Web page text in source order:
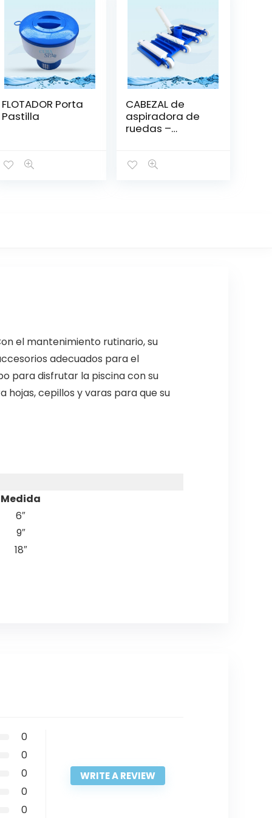
FLOTADOR Porta
Pastilla
CABEZAL de
aspiradora de
ruedas –
el mantenimiento rutinario, su
adecuados para el
para disfrutar la piscina con su
cepillos y varas para que su
Medida
6″
9″
18″
0
0
0
0
0
WRITE A REVIEW